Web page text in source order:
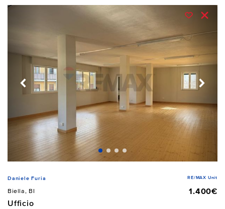
Daniele Furia RE/MAX Unit
Biella, BI
1.400€
Ufficio